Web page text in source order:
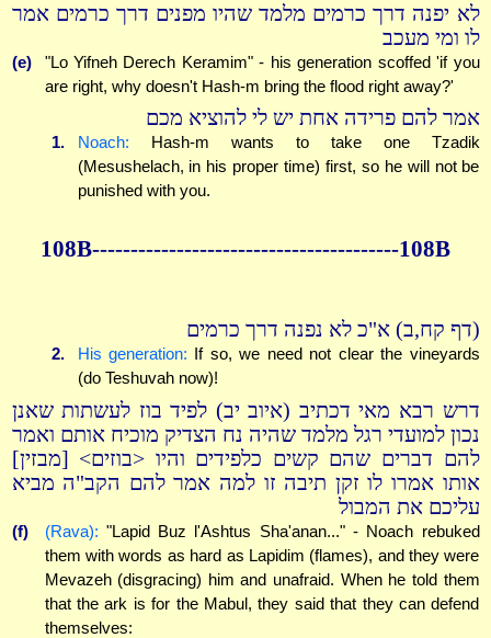
לא יפנה דרך כרמים מלמד שהיו מפנים דרך כרמים אמר
לו ומי מעכב
(e)
"Lo Yifneh Derech Keramim" - his generation scoffed 'if you
are right, why doesn't Hash-m bring the flood right away?'
אמר להם פרידה אחת יש לי להוציא מכם
1. Noach: Hash-m wants to take one Tzadik
(Mesushelach, in his proper time) first, so he will not be
punished with you.
108B----------------------------------------108B
(דף קח,ב) א"כ לא נפנה דרך כרמים
2. His generation: If so, we need not clear the vineyards
(do Teshuvah now)!
דרש רבא מאי דכתיב (איוב יב) לפיד בוז לעשתות שאנן
נכון למועדי רגל מלמד שהיה נח הצדיק מוכיח אותם ואמר
להם דברים שהם קשים כלפידים והיו <בוזים> [מבזין]
אותו אמרו לו זקן תיבה זו למה אמר להם הקב"ה מביא
עליכם את המבול
(f) (Rava): "Lapid Buz l'Ashtus Sha'anan..." - Noach rebuked
them with words as hard as Lapidim (flames), and they were
Mevazeh (disgracing) him and unafraid. When he told them
that the ark is for the Mabul, they said that they can defend
themselves: